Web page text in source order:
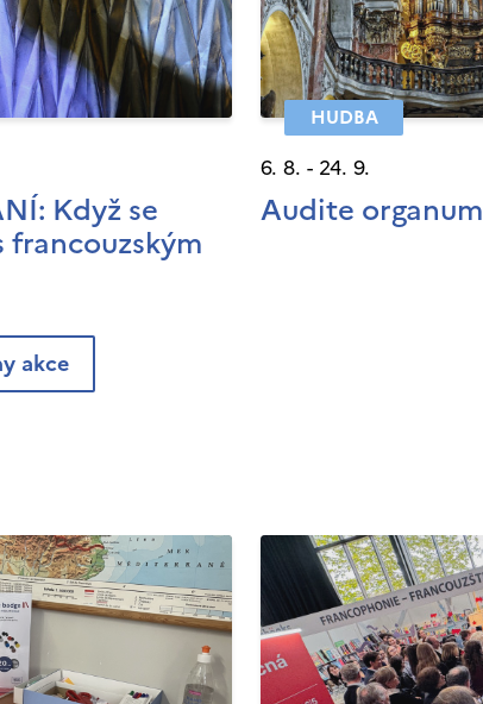
Když se
francouzským
HUDBA
6. 8. - 24. 9.
Audite organum
akce